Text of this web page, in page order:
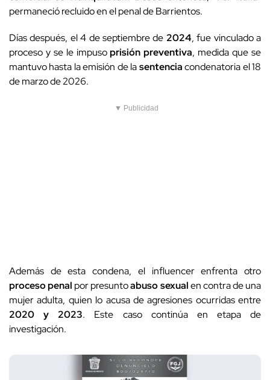
permaneció recluido en el penal de Barrientos.
Días después, el 4 de septiembre de 2024, fue vinculado a
proceso y se le impusoprisión preventiva, medida que se
mantuvo hasta la emisión de lasentenciacondenatoria el 18
de marzo de 2026.
▼ Publicidad
Además de esta condena, el influencer enfrenta otro
proceso penal por presuntoabuso sexualen contra de una
mujer adulta, quien lo acusa de agresiones ocurridas entre
2020 y 2023. Este caso continúa en etapa de
investigación.